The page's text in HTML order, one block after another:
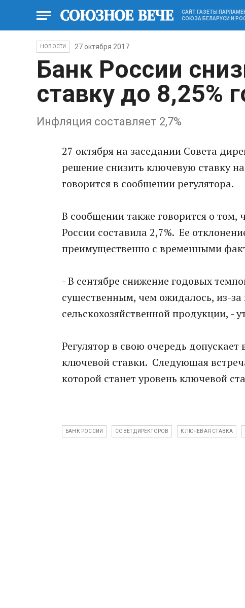
САЙТ ГАЗЕТЫ
СОЮЗА БЕЛАРУСИ И
НОВОСТИ 27 октября 2017
Банк России
ставку до 8,25%
Инфляция составляет 2,7%
27 октября на заседании Совета
решение снизить ключевую ставку
говорится в сообщении регулятора.
В сообщении также говорится о том,
России составила 2,7%. Ее
преимущественно с временными
- В сентябре снижение годовых
существенным, чем ожидалось, из-
сельскохозяйственной продукции, -
Регулятор в свою очередь
ключевой ставки. Следующая
которой станет уровень ключевой
БАНК РОССИИ СОВЕТ ДИРЕКТОРОВ КЛЮЧЕВАЯ СТАВКА